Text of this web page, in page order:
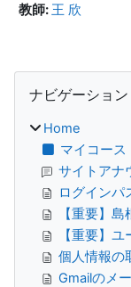
教師:王 欣
ブロック
ナビゲーション
Home
マイコース
サイトアナ
ログインパ
【重要】
【重要】
個人情報の
Gmailのメ